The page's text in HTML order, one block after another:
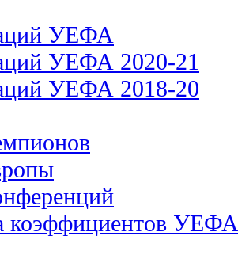
УЕФА
УЕФА 2020-21
УЕФА 2018-20
коэффициентов УЕФА